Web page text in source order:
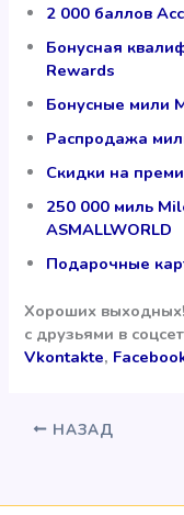
2 000 баллов
Бонусная
Rewards
Бонусные мили
Распродажа
Скидки на
250 000 миль
ASMALLWORLD
Подарочные
Хороших
с друзьями в
Vkontakte,
НАЗАД